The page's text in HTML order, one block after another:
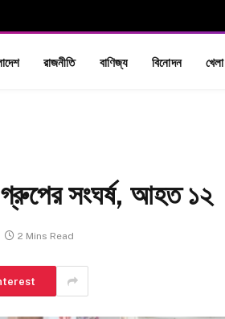
রাজনীতি বাণিজ্য বিনোদন খেলা
সংঘর্ষ, আহত ১২
2 Mins Read